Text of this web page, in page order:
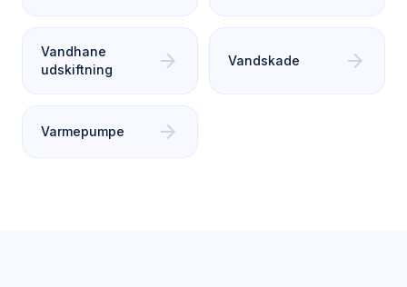
Vandhane
udskiftning
arrow_forward Vandskade arrow_forward
Varmepumpe arrow_forward